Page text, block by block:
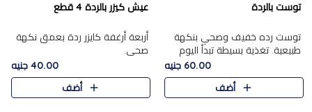
توست بالردة
توست رده خفيف وصحي بنكهة
طبيعية. تغذية بسيطة تبدأ اليوم
60.00 جنيه
أضف
عيش كيزر بالردة 4 قطع
أربعة أرغفة كايزر ردة بعمق نكهة
صحي.
40.00 جنيه
أضف